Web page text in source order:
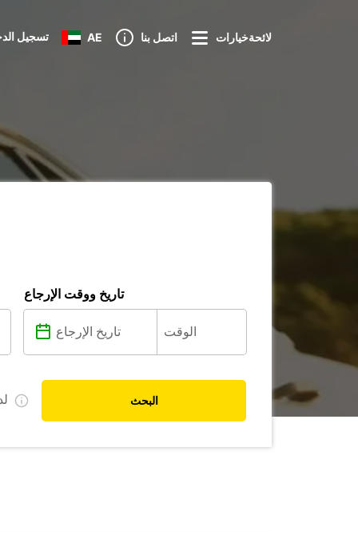
تسجيل AE اتصل بنا لائحةخيارات
تاريخ ووقت الإرجاع
البحث